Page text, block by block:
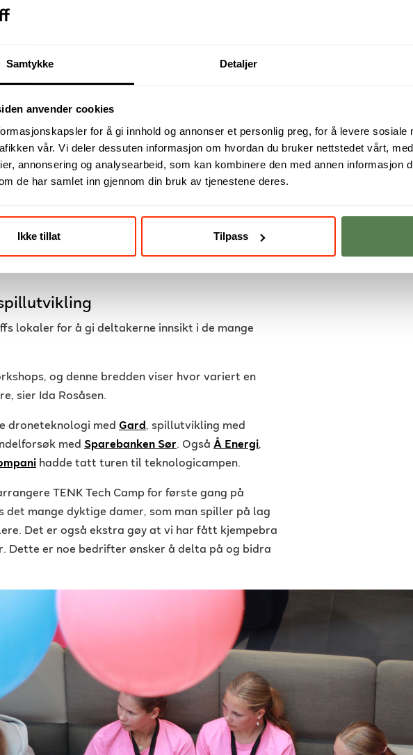
Samtykke Detaljer
anvender cookies
for å gi innhold og annonser et personlig preg, for å levere sosiale
vår. Vi deler dessuten informasjon om hvordan du bruker nettstedet vårt,
annonsering og analysearbeid, som kan kombinere den med annen informasjon
de har samlet inn gjennom din bruk av tjenestene deres.
Ikke tillat Tilpass
Foto: Elisabeth Larsen.
lokaler for å gi deltakerne innsikt i de mange
og denne bredden viser hvor variert en
sier Ida Rosåsen.
droneteknologi med Gard, spillutvikling med
med Sparebanken Sør. Også Å Energi,
hadde tatt turen til teknologicampen.
TENK Tech Camp for første gang på
det mange dyktige damer, som man spiller på lag
Det er også ekstra gøy at vi har fått kjempebra
Dette er noe bedrifter ønsker å delta på og bidra